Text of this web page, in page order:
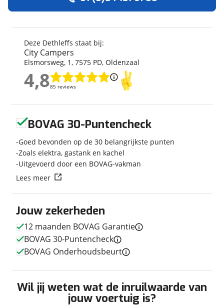
Merk
Dethleffs
Automerk camper
Model
Kenteken
72LGF9
Kilometerstand
81.120 km
2009
Carrosserievorm
Overig
Soort voertuig
Camper
Techniek
Vermogen
Breedte
2,28 m
6,20 m
Deze Dethleffs staat bij:
City Campers
Elsmorsweg, 1, 7575 PD, Oldenzaal
4,885 reviews
4,8
Jouw zekerheden
12 maanden BOVAG Garantie
BOVAG 30-Puntencheck
BOVAG Onderhoudsbeurt
Wil jij weten wat de inruilwaarde van
jouw voertuig is?
BOVAG 30-Puntencheck
Goed bevonden op de 30 belangrijkste punten
Zoals elektra, gastank en kachel
Uitgevoerd door een BOVAG-vakman
Lees meer